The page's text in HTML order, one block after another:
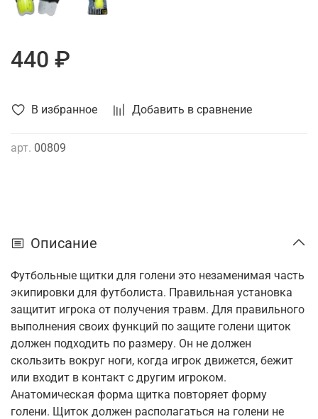
В избранное Добавить в сравнение
арт. 00809
440 ₽
Описание
Футбольные щитки для голени это незаменимая часть
экипировки для футболиста. Правильная установка
защитит игрока от получения травм. Для правильного
выполнения своих функций по защите голени щиток
должен подходить по размеру. Он не должен
скользить вокруг ноги, когда игрок движется, бежит
или входит в контакт с другим игроком.
Анатомическая форма щитка повторяет форму
голени. Щиток должен располагаться на голени не